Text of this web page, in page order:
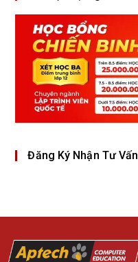
Đăng Ký Nhận Tư Vấn